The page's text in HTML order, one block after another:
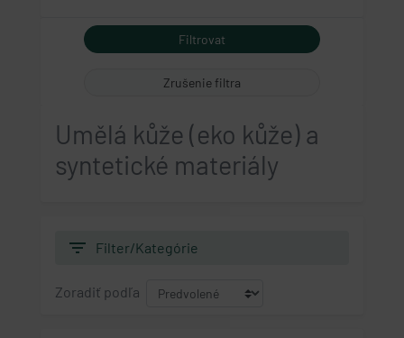
Zrušenie filtra
Umělá kůže (eko kůže) a
syntetické materiály
filter_list Filter/Kategórie
Zoradiť podľa